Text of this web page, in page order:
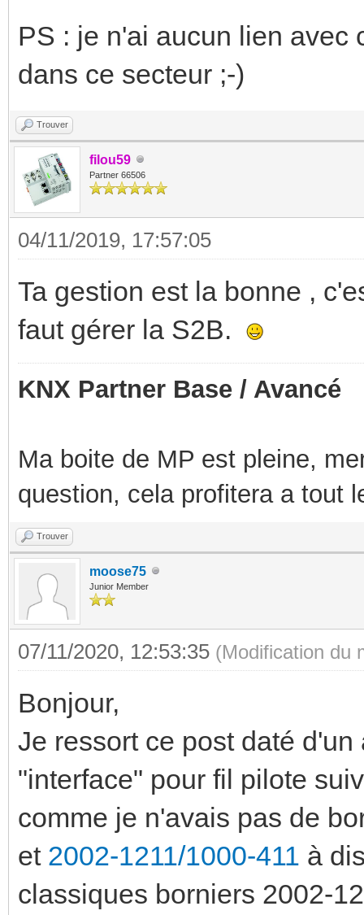
PS : je n'ai aucun lien avec
dans ce secteur ;-)
Trouver
filou59
Partner 66506
04/11/2019, 17:57:05
Ta gestion est la bonne ,
faut gérer la S2B.
KNX Partner Base / Avancé
Ma boite de MP est pleine,
question, cela profitera a tout
Trouver
moose75
Junior Member
07/11/2020, 12:53:35 (Modification du
Bonjour,
Je ressort ce post daté
"interface" pour fil pilote
comme je n'avais pas de
et 2002-1211/1000-411 à
classiques borniers 2002-